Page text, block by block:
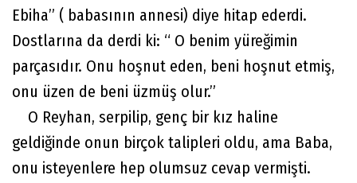
Ebiha” ( babasının annesi) diye hitap ederdi.
Dostlarına da derdi ki: “ O benim yüreğimin
parçasıdır. Onu hoşnut eden, beni hoşnut etmiş,
onu üzen de beni üzmüş olur.”
O Reyhan, serpilip, genç bir kız haline
geldiğinde onun birçok talipleri oldu, ama Baba,
onu isteyenlere hep olumsuz cevap vermişti.